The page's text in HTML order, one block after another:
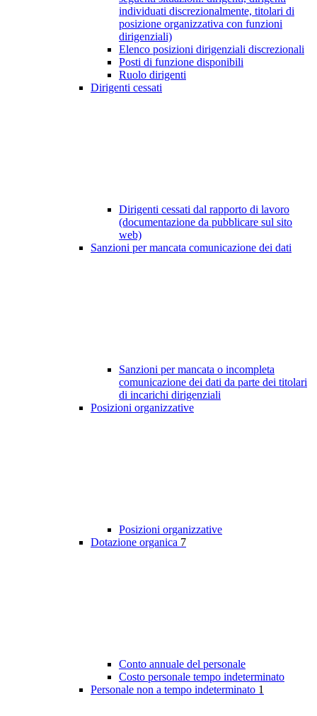
individuati discrezionalmente, titolari di
posizione organizzativa con funzioni
dirigenziali)
Elenco posizioni dirigenziali discrezionali
Posti di funzione disponibili
Ruolo dirigenti
Dirigenti cessati
Dirigenti cessati dal rapporto di lavoro
(documentazione da pubblicare sul sito
web)
Sanzioni per mancata comunicazione dei dati
Sanzioni per mancata o incompleta
comunicazione dei dati da parte dei titolari
di incarichi dirigenziali
Posizioni organizzative
Posizioni organizzative
Dotazione organica 7
Conto annuale del personale
Costo personale tempo indeterminato
Personale non a tempo indeterminato 1